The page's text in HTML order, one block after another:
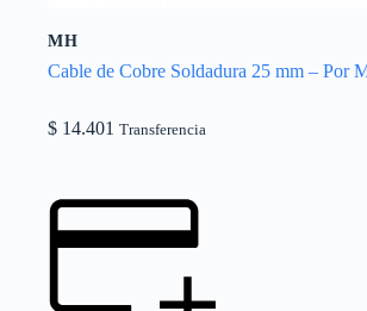
MH
Cable de Cobre Soldadura 25 mm – Por
$ 14.401 Transferencia